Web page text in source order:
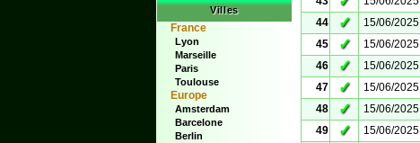
Villes
France
Lyon
Marseille
Paris
Toulouse
Europe
Amsterdam
Barcelone
Berlin
44
✓ 15/06/2025
45
✓ 15/06/2025
46
✓ 15/06/2025
47
✓ 15/06/2025
48
✓ 15/06/2025
49
✓ 15/06/2025